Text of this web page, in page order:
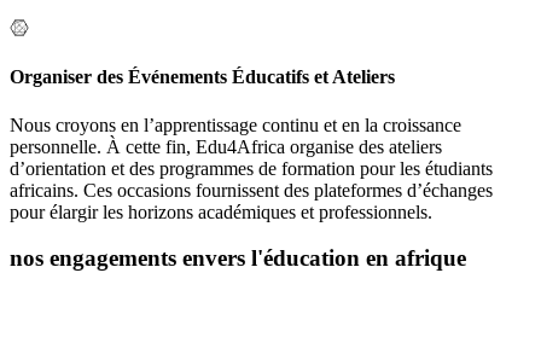
Organiser des Événements Éducatifs et Ateliers
Nous croyons en l’apprentissage continu et en la croissance
personnelle. À cette fin, Edu4Africa organise des ateliers
d’orientation et des programmes de formation pour les étudiants
africains. Ces occasions fournissent des plateformes d’échanges
pour élargir les horizons académiques et professionnels.
nos engagements envers l'éducation en afrique